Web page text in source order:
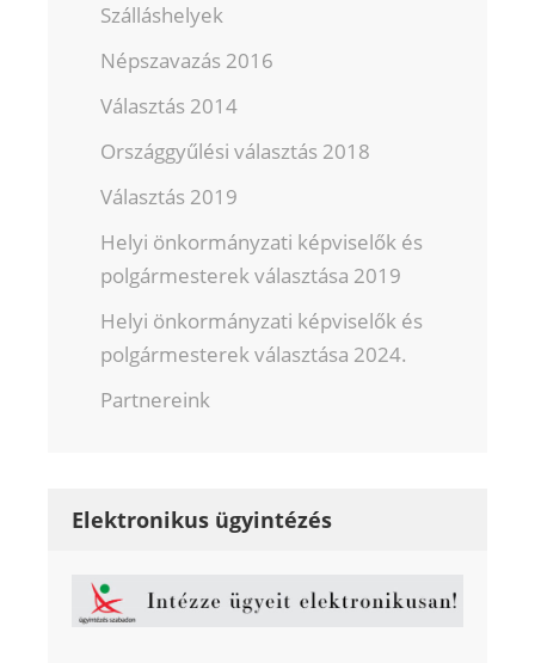
Szálláshelyek
Népszavazás 2016
Választás 2014
Országgyűlési választás 2018
Választás 2019
Helyi önkormányzati képviselők és
polgármesterek választása 2019
Helyi önkormányzati képviselők és
polgármesterek választása 2024.
Partnereink
Elektronikus ügyintézés